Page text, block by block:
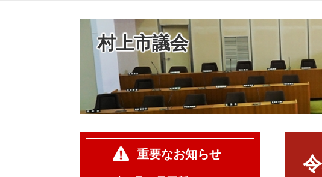
検
村上市議会
重要なお知らせ